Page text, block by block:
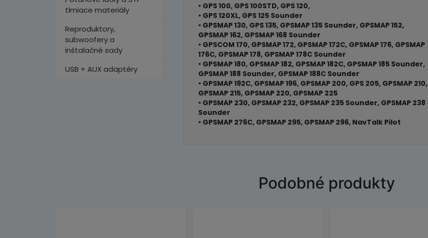
tlmiace materiály
Reproduktory,
subwoofery a
inštalačné sady
USB + AUX adaptéry
• GPS 100, GPS 100STD, GPS 120,
• GPS 120XL, GPS 125 Sounder
• GPSMAP 130, GPS 135, GPSMAP 135 Sounder, GPSMAP 152,
GPSMAP 162, GPSMAP 168 Sounder
• GPSCOM 170, GPSMAP 172, GPSMAP 172C, GPSMAP 176, GPSMAP
176C, GPSMAP 178, GPSMAP 178C Sounder
• GPSMAP 180, GPSMAP 182, GPSMAP 182C, GPSMAP 185 Sounder,
GPSMAP 188 Sounder, GPSMAP 188C Sounder
• GPSMAP 192C, GPSMAP 196, GPSMAP 200, GPS 205, GPSMAP 210,
GPSMAP 215, GPSMAP 220, GPSMAP 225
• GPSMAP 230, GPSMAP 232, GPSMAP 235 Sounder, GPSMAP 238
Sounder
• GPSMAP 276C, GPSMAP 295, GPSMAP 296, NavTalk Pilot
Podobné produkty